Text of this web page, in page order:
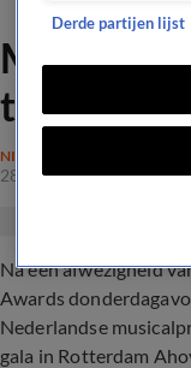
Musical
NIEUWS
28 apr 2022, 07:56
Na een afwezigheid
Awards
Nederlandse
gala in Rotterdam
Derde partijen lijst